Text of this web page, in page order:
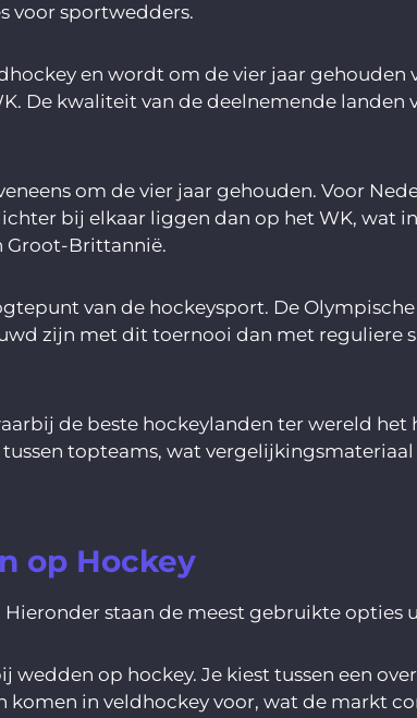
voor sportwedders.
en wordt om de vier jaar gehouden
De kwaliteit van de deelnemende landen
om de vier jaar gehouden. Voor
bij elkaar liggen dan op het WK, wat
Groot-Brittannië.
van de hockeysport. De
zijn met dit toernooi dan met reguliere
de beste hockeylanden ter wereld het
topteams, wat
op Hockey
staan de meest gebruikte opties
op hockey. Je kiest tussen een
in veldhockey voor, wat de markt